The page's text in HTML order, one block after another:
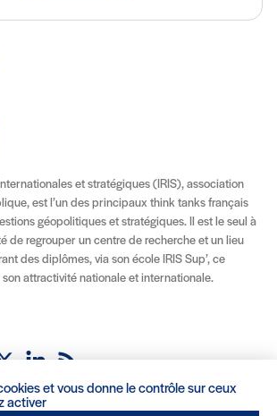
et stratégiques (IRIS), association
est l’un des principaux think tanks français
géopolitiques et stratégiques. Il est le seul à
de regrouper un centre de recherche et un lieu
des diplômes, via son école IRIS Sup’, ce
attractivité nationale et internationale.
Locations Contact
et vous donne le contrôle sur ceux
activer